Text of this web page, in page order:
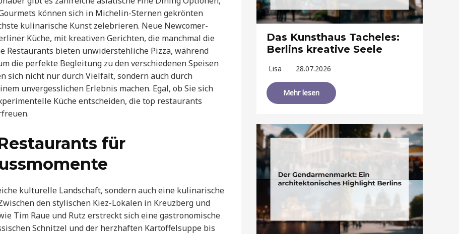
können sich in Michelin-Sternen gekrönten
kulinarische Kunst zelebrieren. Neue Newcomer-
Küche, mit kreativen Gerichten, die manchmal die
Restaurants bieten unwiderstehliche Pizza, während
die perfekte Begleitung zu den verschiedenen Speisen
sich nicht nur durch Vielfalt, sondern auch durch
unvergesslichen Erlebnis machen. Egal, ob Sie sich
Küche entscheiden, die top restaurants
für
kulturelle Landschaft, sondern auch eine kulinarische
den stylischen Kiez-Lokalen in Kreuzberg und
Tim Raue und Rutz erstreckt sich eine gastronomische
Schnitzel und der herzhaften Kartoffelsuppe bis
Das Kunsthaus Tacheles:
Berlins kreative Seele
Lisa 28.07.2026
Mehr lesen